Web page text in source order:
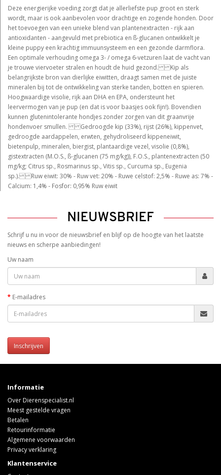
Deze energierijke voeding zorgt dat je allerliefste pup groot en sterk
wordt, maar is ook aanbevolen voor drachtige en zogende honden. Door
het toevoegen van een unieke blend van plantenextracten - rijk aan
antioxidanten - aangevuld met prebiotica en ß-glucanen ontwikkelt je
kleine puppy een krachtig immuunsysteem en een gezonde darmflora.
Een optimale verhouding omega 3- / omega 6-vetzuren laat de vacht van
je trouwe viervoeter stralen en houdt de huid gezond. Kip als
belangrijkste bron van dierlijke eiwitten, draagt samen met de juiste
mineralen bij tot de ontwikkeling van sterke tanden, botten en spieren.
Hoogwaardige visolie, rijk aan DHA en EPA, ondersteunt het
leervermogen van je pup (en dat is voor baasjes ook fijn!). Bovendien
kunnen glutenintolerante hondjes zonder zorgen van dit graanvrije
hondenvoer smullen. Gedroogde kip (33%), rijst (26%), kippenvet,
gedroogde aardappelen, erwten, gehydroliseerd kippeneiwit,
bietenpulp, mineralen, biergist, plantaardige vezel, visolie (0,8%),
gistextracten (M.O.S., ß-glucanen (75 mg/kg)), F.O.S., plantenextracten (50
mg/kg; Citrus sp., Rosmarinus sp., Vitis sp., Curcuma sp., Eugenia
sp.). Ruw eiwit: 30% - Ruw vet: 20% - Ruwe celstof: 2,5% - Ruwe as: 7% -
Calcium: 1,4% - Fosfor: 0,95% Ruw eiwit
NIEUWSBRIEF
Schrijf u nu in voor de nieuwsbrief en blijf op de hoogte van het laatste
nieuws en scherpe aanbiedingen!
Uw naam
E-mailadres
Inschrijven
Informatie
Over Dierenspecialist.nl
Meest gestelde vragen
Betalen
Retourinformatie
Algemene voorwaarden
Privacy verklaring
Klantenservice